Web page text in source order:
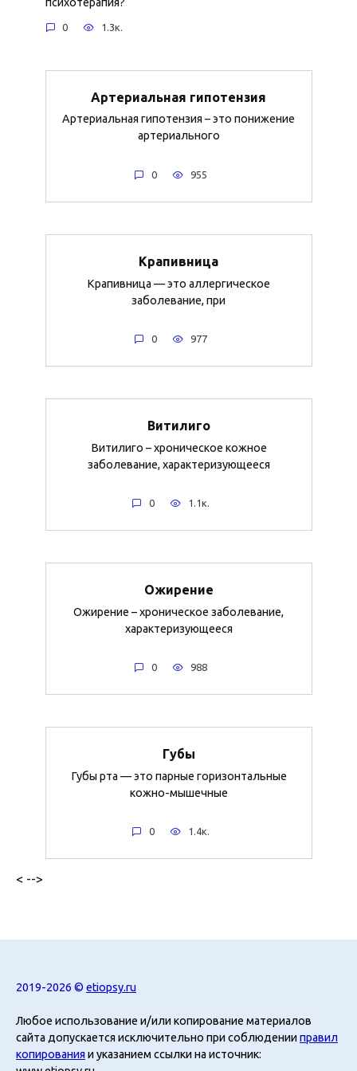
0 1.3к.
Артериальная гипотензия
Артериальная гипотензия – это понижение
артериального
0 955
Крапивница
Крапивница — это аллергическое
заболевание, при
0 977
Витилиго
Витилиго – хроническое кожное
заболевание, характеризующееся
0 1.1к.
Ожирение
Ожирение – хроническое заболевание,
характеризующееся
0 988
Губы
Губы рта — это парные горизонтальные
кожно-мышечные
0 1.4к.
< -->
2019-2026 © etiopsy.ru
Любое использование и/или копирование материалов
сайта допускается исключительно при соблюденииправил
копирования и указанием ссылки на источник: